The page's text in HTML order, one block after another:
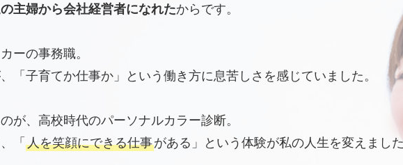
主婦から会社経営者になれたからです。
ーの事務職。
「子育てか仕事か」という働き方に息苦しさを感じていました。
が、高校時代のパーソナルカラー診断。
「 人を笑顔にできる仕事がある」という体験が私の人生を変えまし